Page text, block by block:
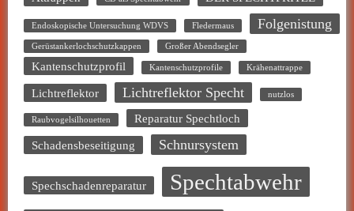
Endoskopische Untersuchung WDVS Fledermaus Folgenistung
Gerüstankerlochschutzkappen Großer Abendsegler
Kantenschutzprofil Kantenschutzprofile Krähenattrappe
Lichtreflektor Lichtreflektor Specht nutzlos
Raubvogelsilhouetten
Reparatur Spechtloch
Schadensbeseitigung
Schnursystem
Spechschadenreparatur Spechtabwehr